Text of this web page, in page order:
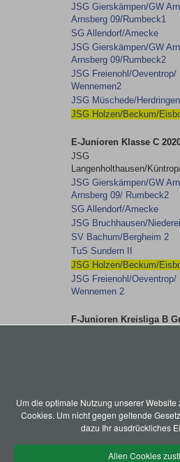
JSG Gierskämpen/​GW
Arnsberg 09/​Rumbeck1
SG Allendorf/​Amecke
JSG Gierskämpen/​GW
Arnsberg 09/​Rumbeck2
JSG Freienohl/​Oeventrop/​
Wennemen2
JSG Müschede/​
JSG Holzen/​Beckum/​
E-Junioren Klasse C
JSG
Langenholthausen/
JSG Gierskämpen/​GW
Arnsberg 09/​ Rumbeck2
SG Allendorf/​Amecke
JSG Bruchhausen/​
SV Bachum/​Bergheim 2
TuS Sundern II
JSG Holzen/​Beckum/​
JSG Freienohl/​Oeventrop/​
Wennemen 2
F-Junioren Kreisliga B
Herzlich Willkommen beim SV Holzen
Um die optimale Nutzung unserer
Cookies. Um nicht gegen geltende
dazu Ihr ausdrückliches
Allen Cookies